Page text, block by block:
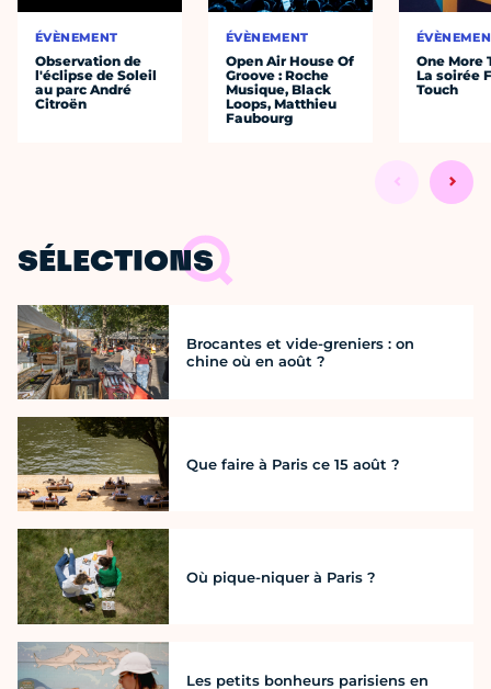
ÉVÈNEMENT
Observation de
l'éclipse de Soleil
au parc André
Citroën
ÉVÈNEMENT
Open Air House Of
Groove : Roche
Musique, Black
Loops, Matthieu
Faubourg
One More
La soirée
Touch
SÉLECTIONS
Brocantes et vide-greniers : on
chine où en août ?
Que faire à Paris ce 15 août ?
Où pique-niquer à Paris ?
Les petits bonheurs parisiens en